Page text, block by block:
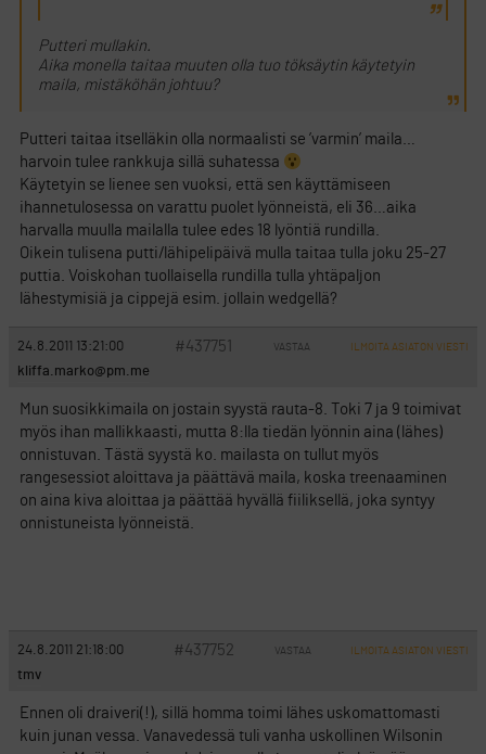
Putteri mullakin.
Aika monella taitaa muuten olla tuo töksäytin käytetyin
maila, mistäköhän johtuu?
Putteri taitaa itselläkin olla normaalisti se ’varmin’ maila…
harvoin tulee rankkuja sillä suhatessa
Käytetyin se lienee sen vuoksi, että sen käyttämiseen
ihannetulosessa on varattu puolet lyönneistä, eli 36…aika
harvalla muulla mailalla tulee edes 18 lyöntiä rundilla.
Oikein tulisena putti/lähipelipäivä mulla taitaa tulla joku 25-27
puttia. Voiskohan tuollaisella rundilla tulla yhtäpaljon
lähestymisiä ja cippejä esim. jollain wedgellä?
24.8.2011 13:21:00 #437751 VASTAA ILMOITA ASIATON VIESTI
kliffa.marko@pm.me
Mun suosikkimaila on jostain syystä rauta-8. Toki 7 ja 9 toimivat
myös ihan mallikkaasti, mutta 8:lla tiedän lyönnin aina (lähes)
onnistuvan. Tästä syystä ko. mailasta on tullut myös
rangesessiot aloittava ja päättävä maila, koska treenaaminen
on aina kiva aloittaa ja päättää hyvällä fiiliksellä, joka syntyy
onnistuneista lyönneistä.
24.8.2011 21:18:00 #437752 VASTAA ILMOITA ASIATON VIESTI
tmv
Ennen oli draiveri(!), sillä homma toimi lähes uskomattomasti
kuin junan vessa. Vanavedessä tuli vanha uskollinen Wilsonin